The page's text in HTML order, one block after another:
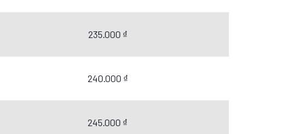
235.000 ₫
240.000 ₫
245.000 ₫